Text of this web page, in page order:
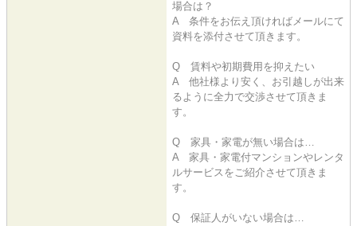
場合は？
A 条件をお伝え頂ければメールにて
資料を添付させて頂きます。
Q 賃料や初期費用を抑えたい
A 他社様より安く、お引越しが出来
るように全力で交渉させて頂きま
す。
Q 家具・家電が無い場合は…
A 家具・家電付マンションやレンタ
ルサービスをご紹介させて頂きま
す。
Q 保証人がいない場合は…